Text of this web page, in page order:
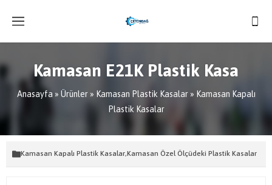
Kamasan E21K Plastik Kasa
Anasayfa » Ürünler» Kamasan Plastik Kasalar» Kamasan Kapalı
Plastik Kasalar
Kamasan Kapalı Plastik Kasalar,Kamasan Özel Ölçüdeki Plastik Kasalar